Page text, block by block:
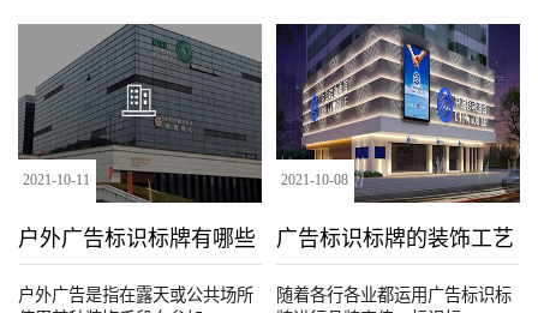
户外广告标识标牌有哪些
种类
2021-10-11
户外广告是指在露天或公共场所
广告标识标牌的装饰工艺
2021-10-08
随着各行各业都运用广告标识标